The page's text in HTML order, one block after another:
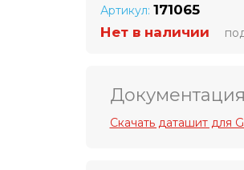
Артикул: 171065
Нет в наличии
Документация
Скачать даташит для